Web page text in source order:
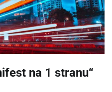
na 1 stranu“